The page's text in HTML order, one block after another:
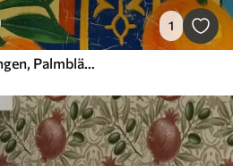
1
Tapeten Leuchtende Orangen, Palmblätter und marokkanische Bögen